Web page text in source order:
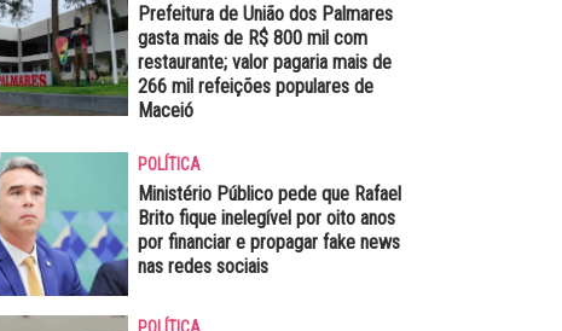
Prefeitura de União dos Palmares
gasta mais de R$ 800 mil com
restaurante; valor pagaria mais de
266 mil refeições populares de
Maceió
POLÍTICA
Ministério Público pede que Rafael
Brito fique inelegível por oito anos
por financiar e propagar fake news
nas redes sociais
POLÍTICA